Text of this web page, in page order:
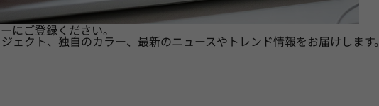
にご登録ください。
ェクト、独自のカラー、最新のニュースやトレンド情報をお届けします。